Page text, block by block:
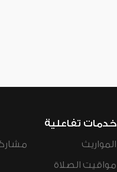
خدمات تفاعلية
المواريث
مواقيت الصلاة